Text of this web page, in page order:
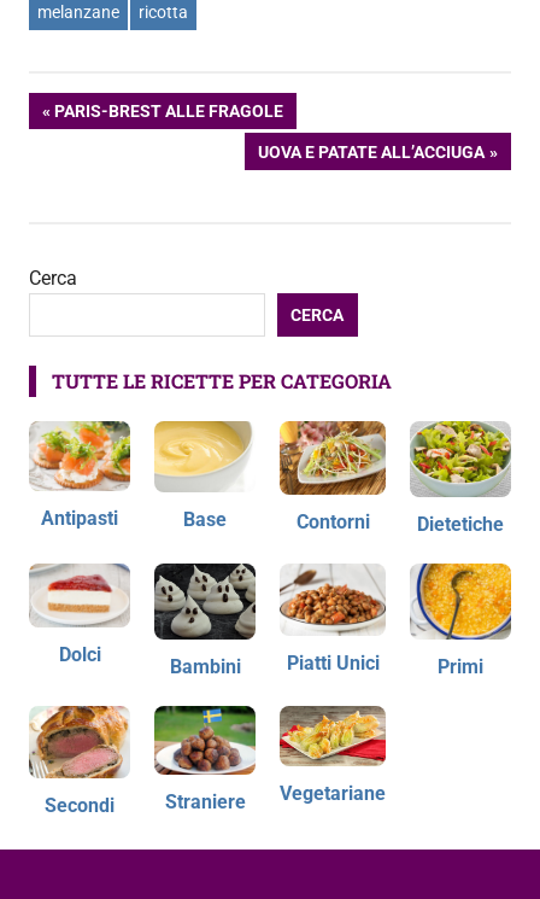
melanzane ricotta
Navigazione
ARTICOLO
PARIS-BREST ALLE FRAGOLE
ARTICOLO
SUCCESSIVO:
UOVA E PATATE ALL’ACCIUGA
Cerca
CERCA
TUTTE LE RICETTE PER CATEGORIA
Antipasti Base Contorni Dietetiche
Dolci
Bambini Piatti Unici Primi
Secondi Straniere Vegetariane